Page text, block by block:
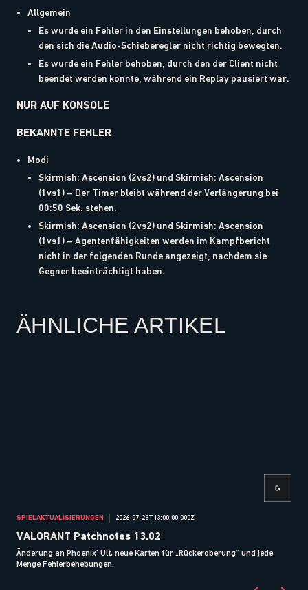
Allgemein
Es wurde ein Fehler in den Einstellungen behoben, durch
den sich die Audio-Schieberegler nicht richtig bewegten.
Es wurde ein Fehler behoben, durch den der Client nicht
beendet werden konnte, während ein Replay pausiert war.
NUR AUF KONSOLE
BEKANNTE FEHLER
Modi
Skirmish: Ascension (2vs2) und Skirmish: Ascension
(1vs1) – Der Timer bleibt während der Verlängerung bei
00:50 Sek. stehen.
Skirmish: Ascension (2vs2) und Skirmish: Ascension
(1vs1) – Agentenfähigkeiten werden im Kampfbericht
nicht in der folgenden Runde angezeigt, nachdem sie
Gegner beeinträchtigt haben.
ÄHNLICHE ARTIKEL
SPIELAKTUALISIERUNGEN 2026-07-28T13:00:00.000Z
VALORANT Patchnotes 13.02
Änderung an Phoenix’ Ult, neue Karten für „Rückeroberung“ und jede
Menge Fehlerbehebungen.